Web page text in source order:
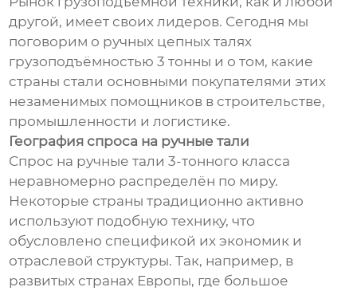
другой, имеет своих лидеров. Сегодня мы
поговорим о ручных цепных талях
грузоподъёмностью 3 тонны и о том, какие
страны стали основными покупателями этих
незаменимых помощников в строительстве,
промышленности и логистике.
География спроса на ручные тали
Спрос на ручные тали 3-тонного класса
неравномерно распределён по миру.
Некоторые страны традиционно активно
используют подобную технику, что
обусловлено спецификой их экономик и
отраслевой структуры. Так, например, в
развитых странах Европы, где большое